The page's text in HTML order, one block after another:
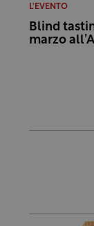
L'EVENTO
Blind
marzo